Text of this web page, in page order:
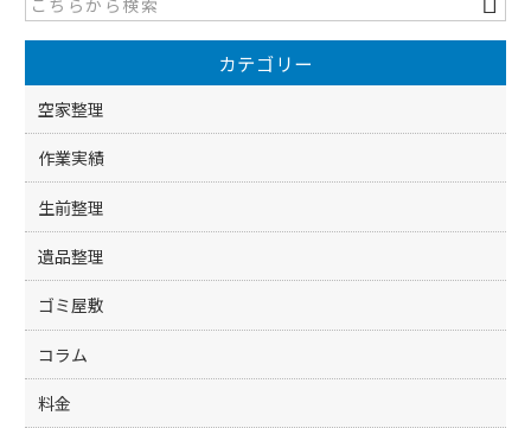
o
o
k
カテゴリー
空家整理
作業実績
生前整理
遺品整理
ゴミ屋敷
コラム
料金